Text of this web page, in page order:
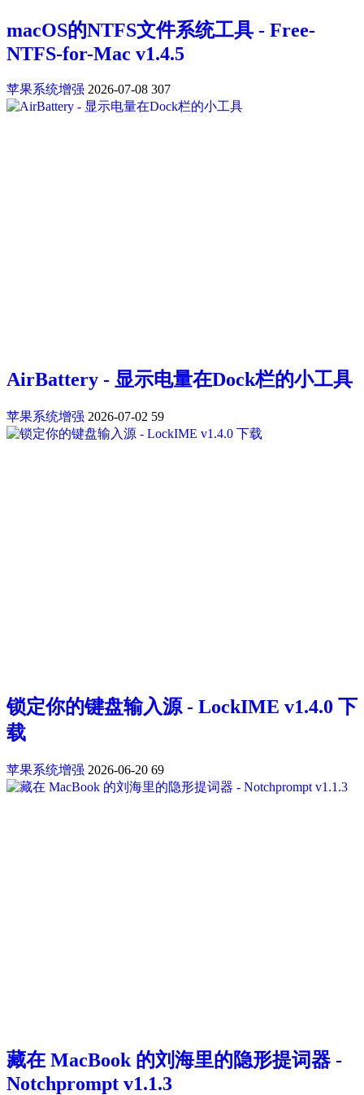
macOS的NTFS文件系统工具 - Free-
NTFS-for-Mac v1.4.5
苹果系统增强 2026-07-08 307
AirBattery - 显示电量在Dock栏的小工具
苹果系统增强 2026-07-02 59
锁定你的键盘输入源 - LockIME v1.4.0 下
载
苹果系统增强 2026-06-20 69
藏在 MacBook 的刘海里的隐形提词器 -
Notchprompt v1.1.3